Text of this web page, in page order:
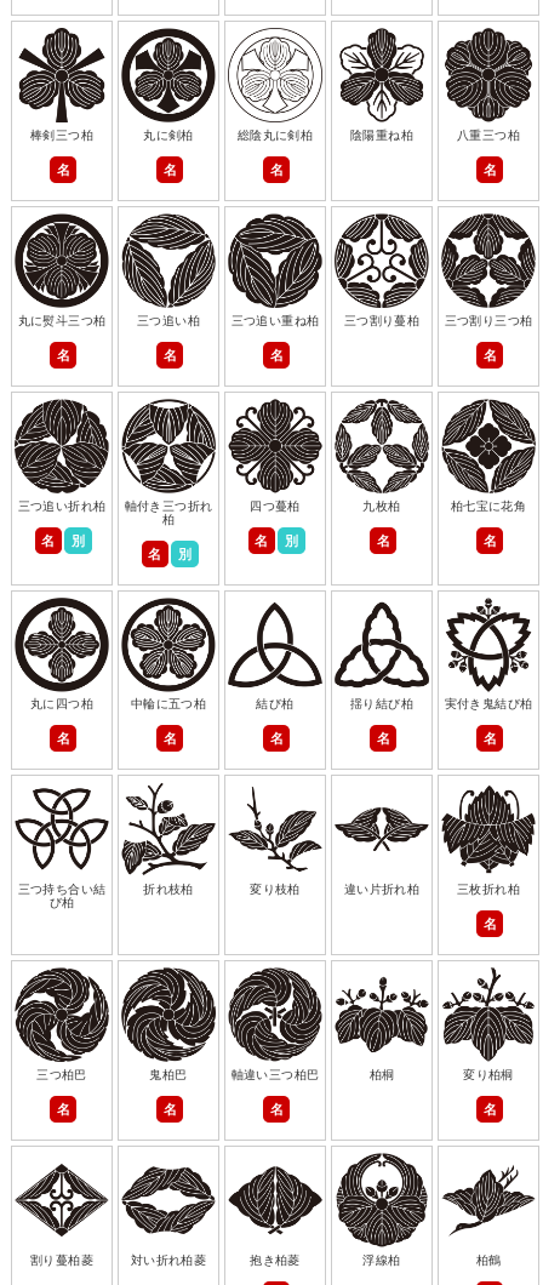
棒剣三つ柏
名
丸に剣柏
名
総陰丸に剣柏
名
陰陽重ね柏 八重三つ柏
名
丸に熨斗三つ柏
名
三つ追い柏
名
三つ追い重ね柏
名
三つ割り蔓柏 三つ割り三つ柏
名
三つ追い折れ柏
名 別
軸付き三つ折れ
柏
名 別
四つ蔓柏
名 別
九枚柏
名
柏七宝に花角
名
丸に四つ柏
名
中輪に五つ柏
名
結び柏
名
揺り結び柏
名
実付き鬼結び柏
名
三つ持ち合い結
び柏
折れ枝柏 変り枝柏 違い片折れ柏 三枚折れ柏
名
三つ柏巴
名
鬼柏巴
名
軸違い三つ柏巴
名
柏桐 変り柏桐
名
割り蔓柏菱 対い折れ柏菱 抱き柏菱 浮線柏 柏鶴